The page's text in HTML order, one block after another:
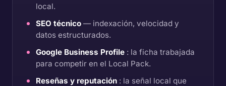
local.
SEO técnico — indexación, velocidad y
datos estructurados.
Google Business Profile : la ficha trabajada
para competir en el Local Pack.
Reseñas y reputación : la señal local que